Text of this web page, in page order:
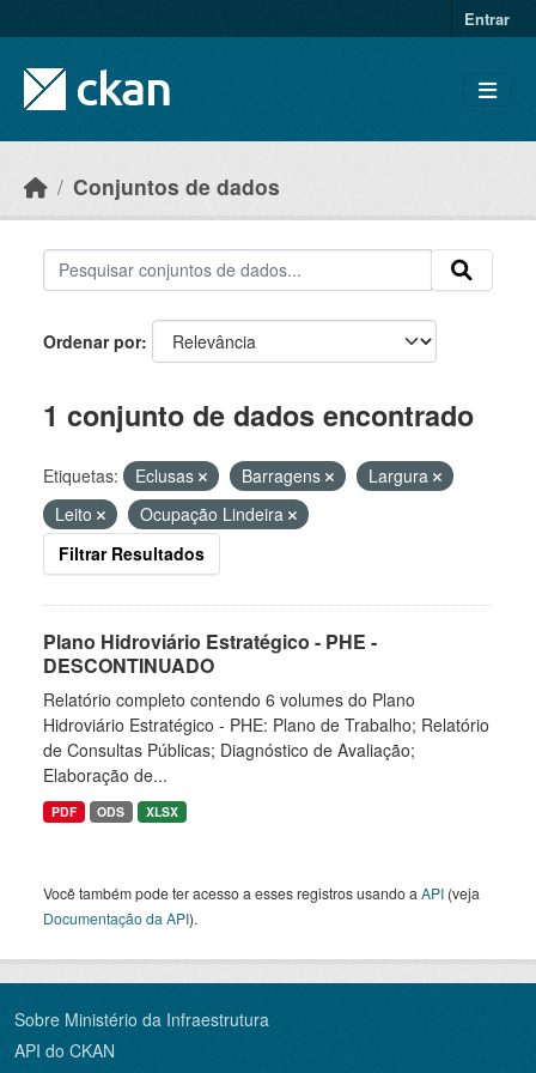
Entrar
Conjuntos de dados
Ordenar por
1 conjunto de dados encontrado
Etiquetas: Eclusas Barragens
Largura
Leito
Ocupação Lindeira
Filtrar Resultados
Plano Hidroviário Estratégico - PHE -
DESCONTINUADO
Relatório completo contendo 6 volumes do Plano
Hidroviário Estratégico - PHE: Plano de Trabalho; Relatório
de Consultas Públicas; Diagnóstico de Avaliação;
Elaboração de...
PDF ODS XLSX
Você também pode ter acesso a esses registros usando a API (veja
Documentação da API).
Sobre Ministério da Infraestrutura
API do CKAN